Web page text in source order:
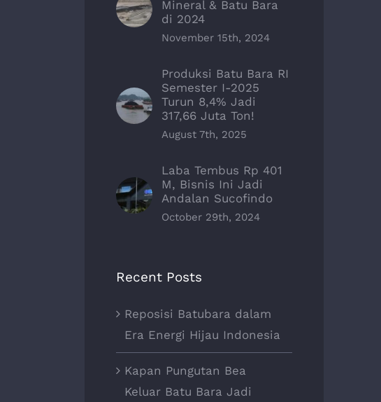
Mineral & Batu Bara
di 2024
November 15th, 2024
Produksi Batu Bara RI
Semester I-2025
Turun 8,4% Jadi
317,66 Juta Ton!
August 7th, 2025
Laba Tembus Rp 401
M, Bisnis Ini Jadi
Andalan Sucofindo
October 29th, 2024
Recent Posts
Reposisi Batubara dalam
Era Energi Hijau Indonesia
Kapan Pungutan Bea
Keluar Batu Bara Jadi